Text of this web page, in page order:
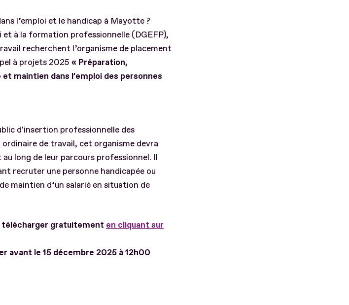
l’emploi et le handicap à Mayotte ?
et à la formation professionnelle (DGEFP),
recherchent l’organisme de placement
à projets 2025 « Préparation,
maintien dans l’emploi des personnes
d'insertion professionnelle des
ordinaire de travail, cet organisme devra
long de leur parcours professionnel. Il
recruter une personne handicapée ou
maintien d’un salarié en situation de
télécharger gratuitement en cliquant sur
avant le 15 décembre 2025 à 12h00